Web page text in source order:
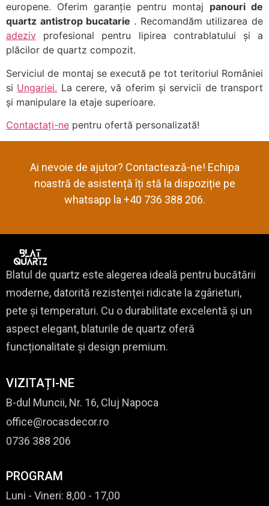
europene. Oferim garanție pentru montaj panouri de
quartz antistrop bucatarie . Recomandăm utilizarea de
adeziv profesional pentru lipirea contrablatului și a
plăcilor de quartz compozit.
Serviciul de montaj se execută pe tot teritoriul României
si Ungariei. La cerere, vă oferim și servicii de transport
și manipulare la etaje superioare.
Contactați-ne pentru ofertă personalizată!
Ai nevoie de ajutor? Contactează-ne! Echipa
noastră de asistență îți stă la dispoziție pe
whatsapp la +40 736 388 206.
Blatul de quartz este alegerea ideală pentru bucătării
moderne, datorită rezistenței ridicate la zgârieturi,
pete și temperaturi. Cu o durabilitate excelentă și un
aspect elegant, blaturile de quartz oferă
funcționalitate și design premium.
VIZITAȚI-NE
B-dul Muncii, Nr. 16, Cluj Napoca
office@rocasdecor.ro
0736 388 206
PROGRAM
Luni - Vineri: 8,00 - 17,00